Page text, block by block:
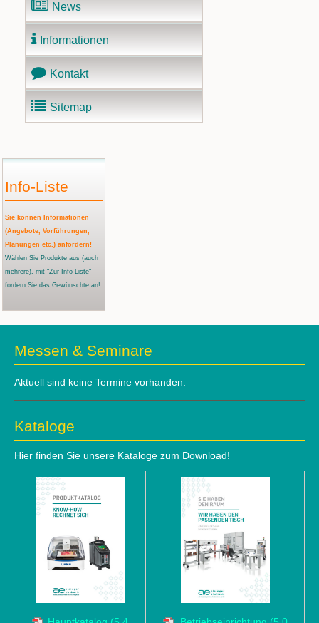
News
Informationen
Kontakt
Sitemap
Info-Liste
Sie können Informationen
(Angebote, Vorführungen,
Planungen etc.) anfordern!
Wählen Sie Produkte aus (auch
mehrere), mit "Zur Info-Liste"
fordern Sie das Gewünschte an!
Messen & Seminare
Aktuell sind keine Termine vorhanden.
Kataloge
Hier finden Sie unsere Kataloge zum Download!